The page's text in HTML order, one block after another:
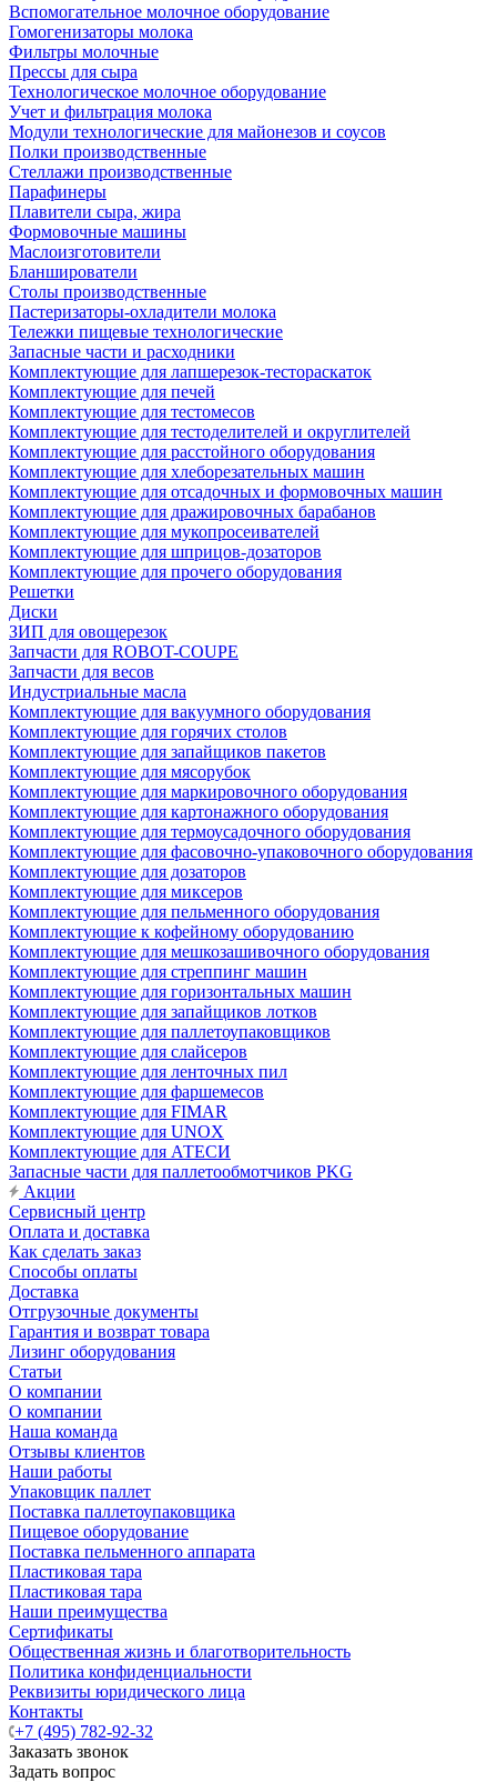
Вспомогательное молочное оборудование
Гомогенизаторы молока
Фильтры молочные
Прессы для сыра
Технологическое молочное оборудование
Учет и фильтрация молока
Модули технологические для майонезов и соусов
Полки производственные
Стеллажи производственные
Парафинеры
Плавители сыра, жира
Формовочные машины
Маслоизготовители
Бланширователи
Столы производственные
Пастеризаторы-охладители молока
Тележки пищевые технологические
Запасные части и расходники
Комплектующие для лапшерезок-тестораскаток
Комплектующие для печей
Комплектующие для тестомесов
Комплектующие для тестоделителей и округлителей
Комплектующие для расстойного оборудования
Комплектующие для хлеборезательных машин
Комплектующие для отсадочных и формовочных машин
Комплектующие для дражировочных барабанов
Комплектующие для мукопросеивателей
Комплектующие для шприцов-дозаторов
Комплектующие для прочего оборудования
Решетки
Диски
ЗИП для овощерезок
Запчасти для ROBOT-COUPE
Запчасти для весов
Индустриальные масла
Комплектующие для вакуумного оборудования
Комплектующие для горячих столов
Комплектующие для запайщиков пакетов
Комплектующие для мясорубок
Комплектующие для маркировочного оборудования
Комплектующие для картонажного оборудования
Комплектующие для термоусадочного оборудования
Комплектующие для фасовочно-упаковочного оборудования
Комплектующие для дозаторов
Комплектующие для миксеров
Комплектующие для пельменного оборудования
Комплектующие к кофейному оборудованию
Комплектующие для мешкозашивочного оборудования
Комплектующие для стреппинг машин
Комплектующие для горизонтальных машин
Комплектующие для запайщиков лотков
Комплектующие для паллетоупаковщиков
Комплектующие для слайсеров
Комплектующие для ленточных пил
Комплектующие для фаршемесов
Комплектующие для FIMAR
Комплектующие для UNOX
Комплектующие для АТЕСИ
Запасные части для паллетообмотчиков PKG
Акции
Сервисный центр
Оплата и доставка
Как сделать заказ
Способы оплаты
Доставка
Отгрузочные документы
Гарантия и возврат товара
Лизинг оборудования
Статьи
О компании
О компании
Наша команда
Отзывы клиентов
Наши работы
Упаковщик паллет
Поставка паллетоупаковщика
Пищевое оборудование
Поставка пельменного аппарата
Пластиковая тара
Пластиковая тара
Наши преимущества
Сертификаты
Общественная жизнь и благотворительность
Политика конфиденциальности
Реквизиты юридического лица
Контакты
+7 (495) 782-92-32
Заказать звонок
Задать вопрос